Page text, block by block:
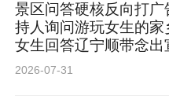
景区问答硬核反向打广
持人询问游玩女生的家
女生回答辽宁顺带念出
语 网友：主打一个公费
2026-07-31